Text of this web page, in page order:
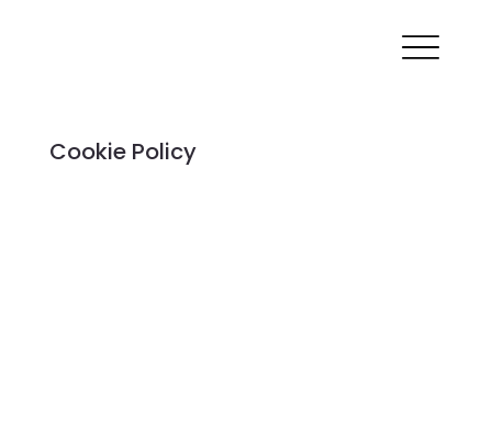
Cookie Policy